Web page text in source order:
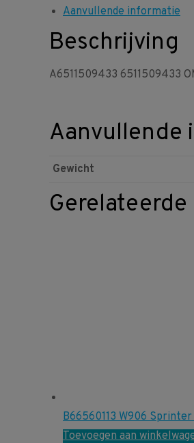
Aanvullende informatie
Beschrijving
A6511509433 6511509433
Aanvullende
Gewicht
B66560113 W906
Toevoegen aan